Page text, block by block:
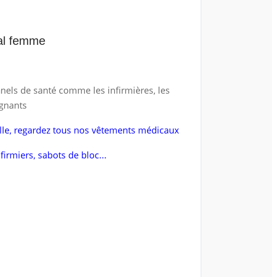
femme
de santé comme les infirmières, les
regardez tous nos vêtements médicaux
sabots de bloc...